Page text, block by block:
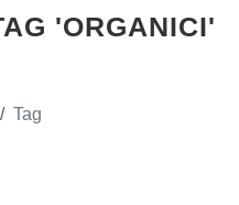
'ORGANICI'
/ Tag